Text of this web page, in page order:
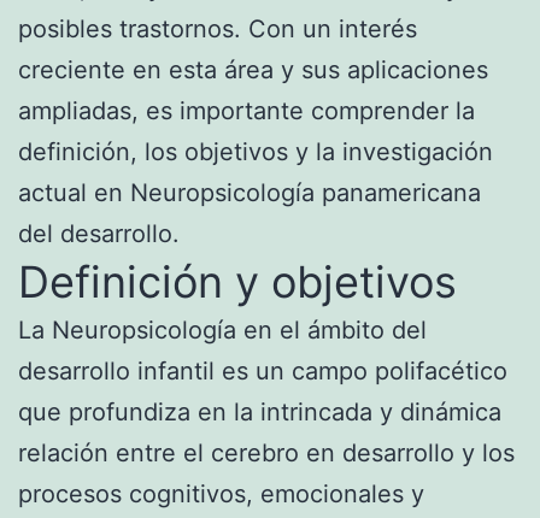
posibles trastornos. Con un interés
creciente en esta área y sus aplicaciones
ampliadas, es importante comprender la
definición, los objetivos y la investigación
actual en Neuropsicología panamericana
del desarrollo.
Definición y objetivos
La Neuropsicología en el ámbito del
desarrollo infantil es un campo polifacético
que profundiza en la intrincada y dinámica
relación entre el cerebro en desarrollo y los
procesos cognitivos, emocionales y